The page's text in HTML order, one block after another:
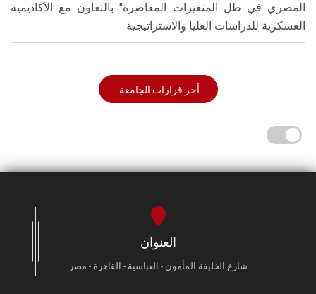
المصري في ظل المتغيرات المعاصرة" بالتعاون مع الأكاديمية
العسكرية للدراسات العليا والاستراتيجية
أخر قرارات الجامعة
العنوان
شارع الخليفة المأمون - العباسية - القاهرة - مصر